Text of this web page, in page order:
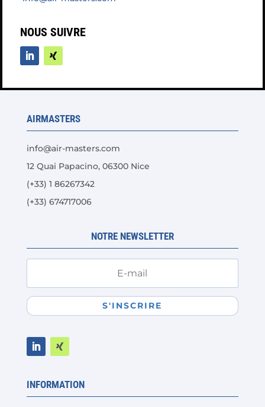
NOUS SUIVRE
AIRMASTERS
info@air-masters.com
12 Quai Papacino, 06300 Nice
(+33) 1 86267342
(+33) 674717006
NOTRE NEWSLETTER
S'INSCRIRE
INFORMATION